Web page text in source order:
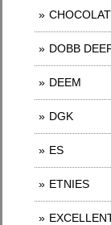
DOBB
DEEM
DGK
ES
ETNIES